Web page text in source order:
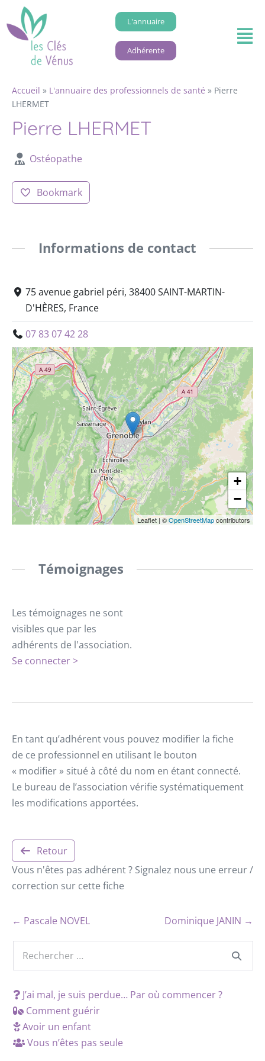
L'annuaire
Adhérente
Accueil » L'annuaire des professionnels de santé » Pierre
LHERMET
Pierre LHERMET
Ostéopathe
Bookmark
Informations de contact
75 avenue gabriel péri, 38400 SAINT-MARTIN-
D'HÈRES, France
07 83 07 42 28
+
−
Leaflet|©OpenStreetMapcontributors
Témoignages
Les témoignages ne sont
visibles que par les
adhérents de l'association.
Se connecter >
En tant qu’adhérent vous pouvez modifier la fiche
de ce professionnel en utilisant le bouton
« modifier » situé à côté du nom en étant connecté.
Le bureau de l’association vérifie systématiquement
les modifications apportées.
Retour
Vous n'êtes pas adhérent ? Signalez nous une erreur /
correction sur cette fiche
← Pascale NOVEL Dominique JANIN →
J’ai mal, je suis perdue… Par où commencer ?
Comment guérir
Avoir un enfant
Vous n’êtes pas seule